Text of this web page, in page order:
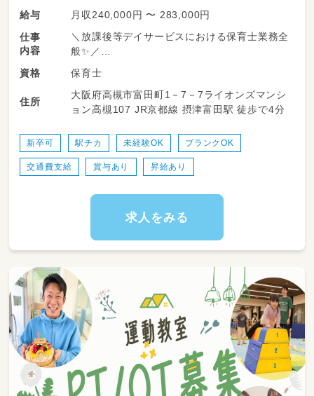
給与
月収240,000円 〜 283,000円
仕事
内容
＼放課後等デイサービスにおける保育士業務全
般✨／
学校やご家庭での日常生活に困りごとを抱える
お子さんに、運動を中心に身体の発達を促して
いきます！
＜具体的内容📝＞
・軽度の障がい児への保育、教育業務
・担当者会議での支援の方向性の調整
・児童の送迎など（自動車免許有資格者）
・レクリエーションあり
【就業場所の変更の範囲：会社の定める場所】
資格 保育士
住所
大阪府高槻市富田町1－7－7ライオンズマンシ
ョン高槻107 JR京都線 摂津富田駅 徒歩で4分
新卒可 駅チカ 未経験OK ブランクOK
交通費支給 賞与あり 昇給あり
求人をみる